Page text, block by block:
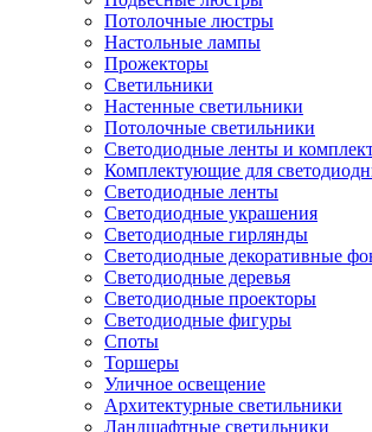
Потолочные люстры
Настольные лампы
Прожекторы
Светильники
Настенные светильники
Потолочные светильники
Светодиодные ленты и
Комплектующие для
Светодиодные ленты
Светодиодные украшения
Светодиодные гирлянды
Светодиодные декоративные
Светодиодные деревья
Светодиодные проекторы
Светодиодные фигуры
Споты
Торшеры
Уличное освещение
Архитектурные светильники
Ландшафтные светильники